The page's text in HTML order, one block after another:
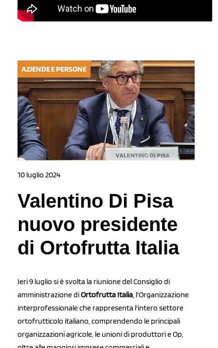
AZIENDE E PERSONE
10 luglio 2024
Valentino Di Pisa
nuovo presidente
di Ortofrutta Italia
Ieri 9 luglio si è svolta la riunione del Consiglio di
amministrazione diOrtofrutta Italia, l'Organizzazione
interprofessionale che rappresenta l'intero settore
ortofrutticolo italiano, comprendendo le principali
organizzazioni agricole, le unioni di produttori e Op,